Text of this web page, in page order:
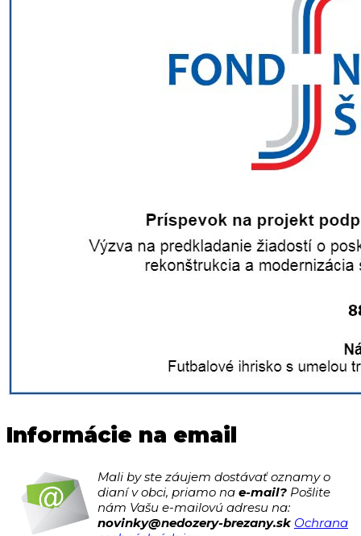
Informácie na email
Mali by ste záujem dostávať oznamy o
dianí v obci, priamo na e-mail? Pošlite
nám Vašu e-mailovú adresu na:
novinky@nedozery-brezany.sk Ochrana